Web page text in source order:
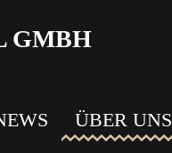
ÜBER UNS